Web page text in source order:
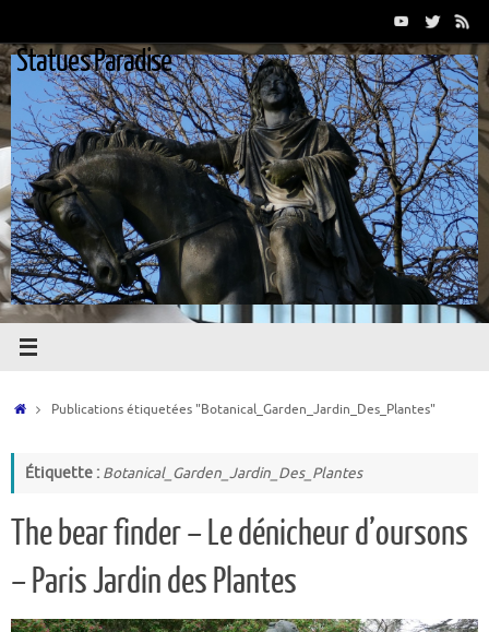
contenu
Statues Paradise
AccueilPublications étiquetées "Botanical_Garden_Jardin_Des_Plantes"
Étiquette : Botanical_Garden_Jardin_Des_Plantes
The bear finder – Le dénicheur d’oursons
– Paris Jardin des Plantes